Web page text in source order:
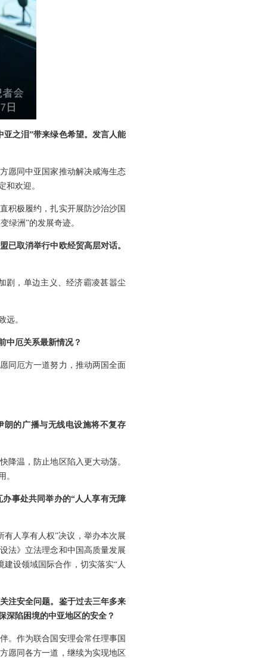
之泪”带来绿色希望。发言人能
愿同中亚国家推动解决咸海生态
和欢迎。
积极履约，扎实开展防沙治沙国
绿洲”的发展奇迹。
已取消举行中欧经贸高层对话。
剧，单边主义、经济霸凌甚嚣尘
远。
中厄关系最新情况？
同厄方一道努力，推动两国全面
朗的广播与无线电设施将不复存
降温，防止地区陷入更大动荡。
。
事处共同举办的“人人享有无障
人享有人权”决议，举办本次展
法》立法理念和中国高质量发展
设领域国际合作，切实落实“人
注安全问题。鉴于过去三年多来
深陷困境的中亚地区的安全？
。作为联合国安理会常任理事国
愿同各方一道，继续为实现地区